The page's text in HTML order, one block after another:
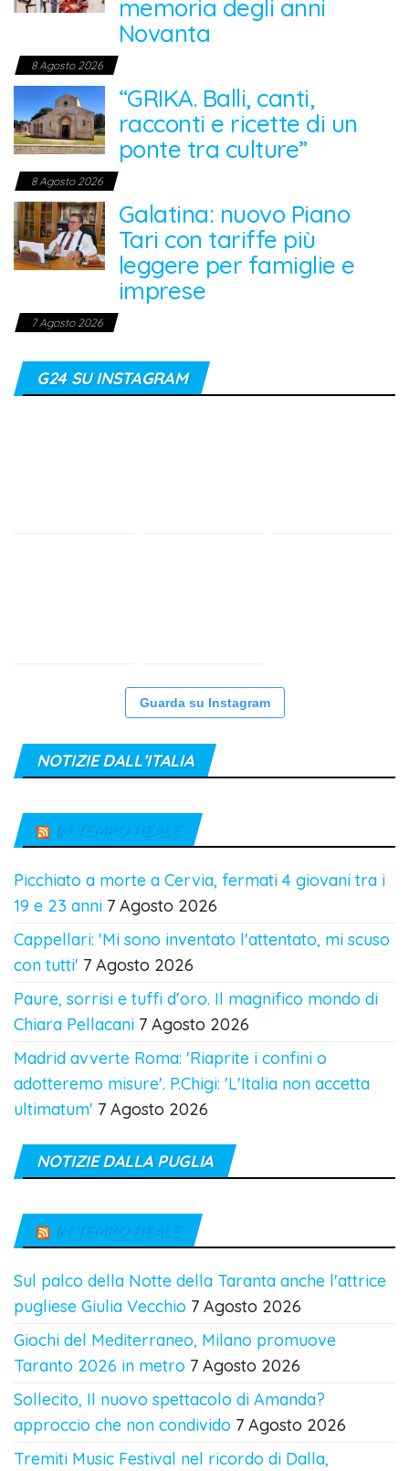
memoria degli anni
Novanta
8 Agosto 2026
“GRIKA. Balli, canti,
racconti e ricette di un
ponte tra culture”
8 Agosto 2026
Galatina: nuovo Piano
Tari con tariffe più
leggere per famiglie e
imprese
7 Agosto 2026
G24 SU INSTAGRAM
Guarda su Instagram
NOTIZIE DALL’ITALIA
IN TEMPO REALE
Picchiato a morte a Cervia, fermati 4 giovani tra i
19 e 23 anni 7 Agosto 2026
Cappellari: 'Mi sono inventato l'attentato, mi scuso
con tutti' 7 Agosto 2026
Paure, sorrisi e tuffi d'oro. Il magnifico mondo di
Chiara Pellacani 7 Agosto 2026
Madrid avverte Roma: 'Riaprite i confini o
adotteremo misure'. P.Chigi: 'L'Italia non accetta
ultimatum' 7 Agosto 2026
NOTIZIE DALLA PUGLIA
IN TEMPO REALE
Sul palco della Notte della Taranta anche l'attrice
pugliese Giulia Vecchio 7 Agosto 2026
Giochi del Mediterraneo, Milano promuove
Taranto 2026 in metro 7 Agosto 2026
Sollecito, Il nuovo spettacolo di Amanda?
approccio che non condivido 7 Agosto 2026
Tremiti Music Festival nel ricordo di Dalla,